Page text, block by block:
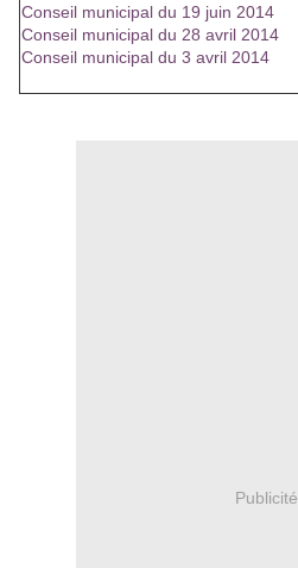
Conseil municipal du 19 juin 2014
Conseil municipal du 28 avril 2014
Conseil municipal du 3 avril 2014
Publicité